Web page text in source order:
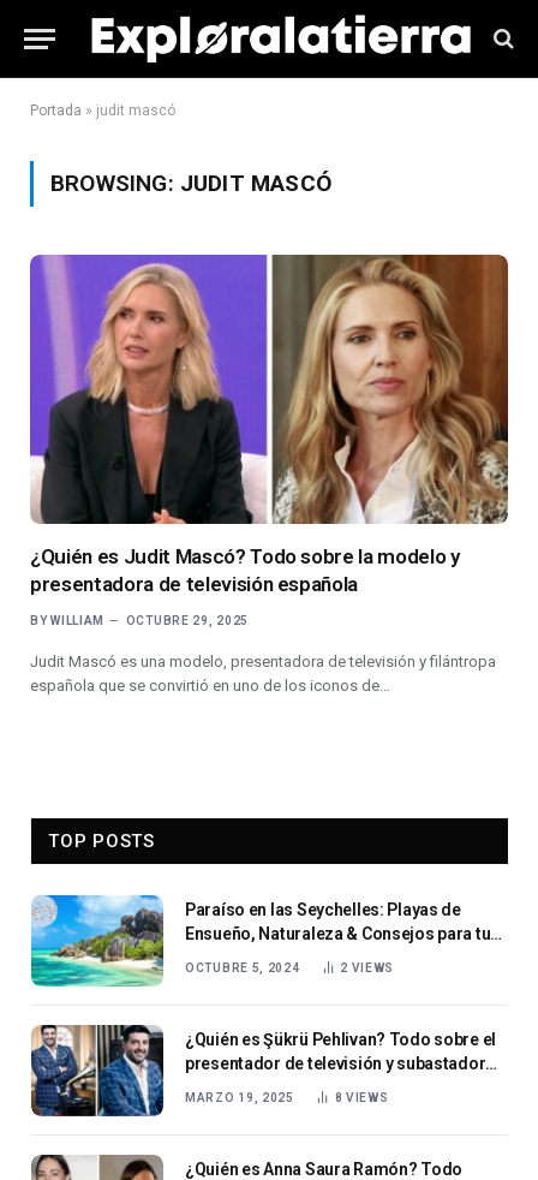
Portada » judit mascó
BROWSING: JUDIT MASCÓ
¿Quién es Judit Mascó? Todo sobre la modelo y
presentadora de televisión española
BY WILLIAM OCTUBRE 29, 2025
Judit Mascó es una modelo, presentadora de televisión y filántropa
española que se convirtió en uno de los iconos de…
TOP POSTS
Paraíso en las Seychelles: Playas de
Ensueño, Naturaleza & Consejos para tu
OCTUBRE 5, 2024 2 VIEWS
¿Quién es Şükrü Pehlivan? Todo sobre el
presentador de televisión y subastador
MARZO 19, 2025 8 VIEWS
¿Quién es Anna Saura Ramón? Todo